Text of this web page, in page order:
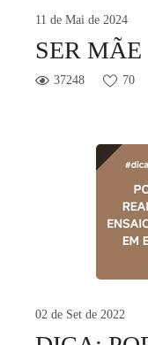
11 de Mai de 2024
SER MÃE
37248 70
02 de Set de 2022